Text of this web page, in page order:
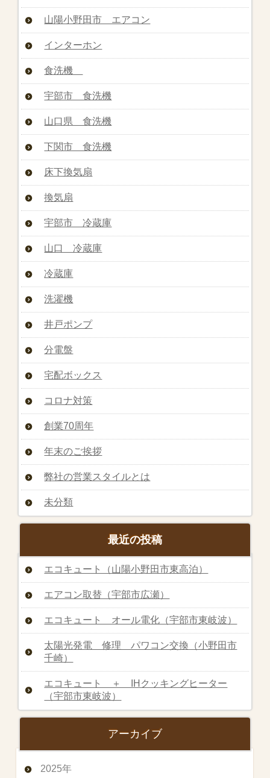
山陽小野田市 エアコン
インターホン
食洗機
宇部市 食洗機
山口県 食洗機
下関市 食洗機
床下換気扇
換気扇
宇部市 冷蔵庫
山口 冷蔵庫
冷蔵庫
洗濯機
井戸ポンプ
分電盤
宅配ボックス
コロナ対策
創業70周年
年末のご挨拶
弊社の営業スタイルとは
未分類
最近の投稿
エコキュート（山陽小野田市東高泊）
エアコン取替（宇部市広瀬）
エコキュート オール電化（宇部市東岐波）
太陽光発電 修理 パワコン交換（小野田市
千崎）
エコキュート ＋ IHクッキングヒーター
（宇部市東岐波）
アーカイブ
2025年